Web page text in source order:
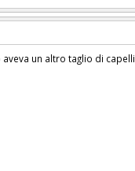
un altro taglio di capelli